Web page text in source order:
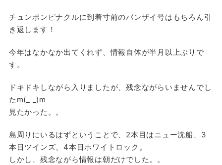
チュンポンピナクルに到着寸前のバンザイ号はもちろん引
き返します！
今年はなかなか出てくれず、情報自体が半月以上ぶりで
す。
ドキドキしながら入りましたが、残念ながらいませんでし
たm(_ _)m
見たかった。。
島周りにいるはずということで、2本目はニュー沈船、3
本目ツインズ、4本目ホワイトロック。
しかし、残念ながら情報は朝だけでした。。